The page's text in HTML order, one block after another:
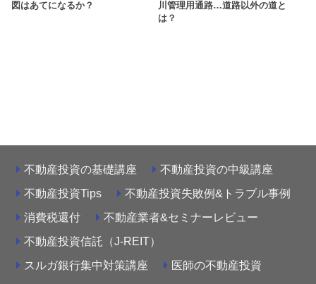
図はあてになるか？
川管理用通路…道路以外の道と
は？
不動産投資の基礎講座
不動産投資の中級講座
不動産投資Tips
不動産投資失敗例&トラブル事例
消費税還付
不動産業者&セミナーレビュー
不動産投資信託（J-REIT）
スルガ銀行集中対策講座
医師の不動産投資